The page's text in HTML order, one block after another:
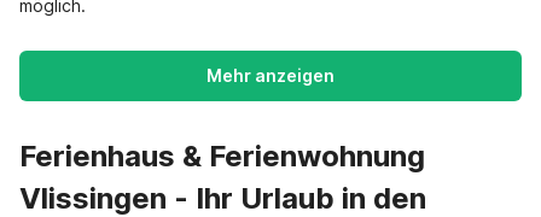
möglich.
Mehr anzeigen
Ferienhaus & Ferienwohnung
Vlissingen - Ihr Urlaub in den